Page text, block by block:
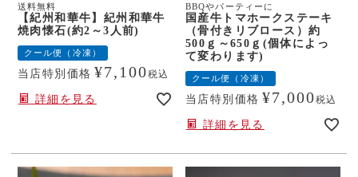
送料無料
【紀州和華牛】紀州和華牛
焼肉懐石(約2～3人前)
クール便（冷凍）
当店特別価格 ¥7,100税込
詳細を見る
BBQやパーティーに
国産牛トマホークステーキ
（骨付きリブロース）約
500ｇ～650ｇ(個体によっ
て変わります)
クール便（冷凍）
当店特別価格 ¥7,000税込
詳細を見る